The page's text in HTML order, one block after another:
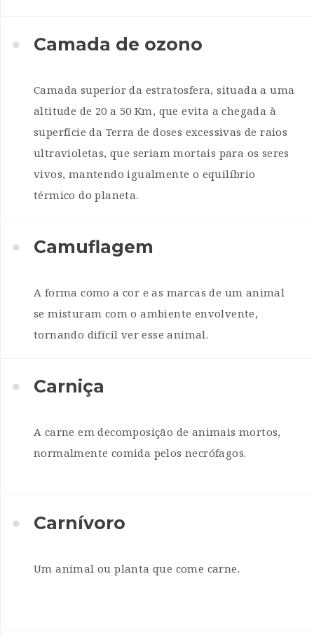
Camada de ozono
Camada superior da estratosfera, situada a uma
altitude de 20 a 50 Km, que evita a chegada à
superfície da Terra de doses excessivas de raios
ultravioletas, que seriam mortais para os seres
vivos, mantendo igualmente o equilíbrio
térmico do planeta.
Camuflagem
A forma como a cor e as marcas de um animal
se misturam com o ambiente envolvente,
tornando difícil ver esse animal.
Carniça
A carne em decomposição de animais mortos,
normalmente comida pelos necrófagos.
Carnívoro
Um animal ou planta que come carne.